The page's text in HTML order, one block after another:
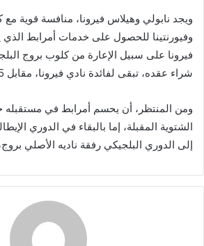
ويجد نابولي وهيلاس فيرونا، منافسة قوية مع
وفيورنتينا للحصول على خدمات أمرابط
فيرونا على سبيل الإعارة من كلوب بروج
شراء عقده، تبقى لفائدة نادي فيرونا، مقابل 3.5 مليون يورو.
ومن المنتظر، أن يحسم أمرابط في مستقبله
الشتوية المقبلة، إما بالبقاء في الدوري
إلى الدوري البلجيكي رفقة ناديه الأصلي